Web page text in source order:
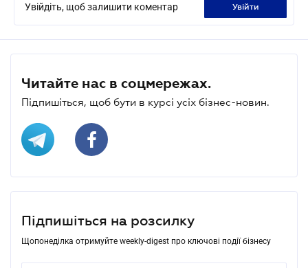
Увійдіть, щоб залишити коментар увійти
Читайте нас в соцмережах.
Підпишіться, щоб бути в курсі усіх бізнес-новин.
Підпишіться на розсилку
Щопонеділка отримуйте weekly-digest про ключові події бізнесу